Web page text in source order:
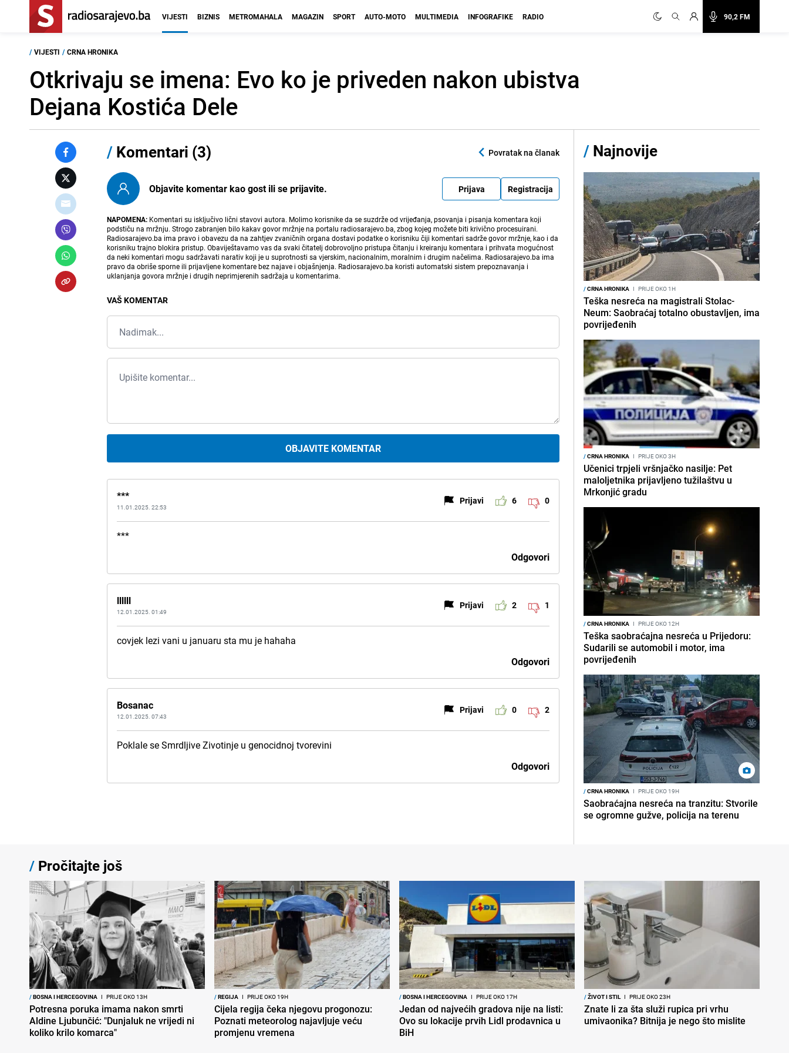
90,2 FM
VIJESTI BIZNIS METROMAHALA MAGAZIN SPORT AUTO-MOTO MULTIMEDIA INFOGRAFIKE RADIO
/ VIJESTI / CRNA HRONIKA
Otkrivaju se imena: Evo ko je priveden nakon ubistva
Dejana Kostića Dele
/ Komentari (3) Povratak na članak
Objavite komentar kao gost ili se prijavite. Prijava Registracija
NAPOMENA: Komentari su isključivo lični stavovi autora. Molimo korisnike da se suzdrže od vrijeđanja, psovanja i pisanja komentara koji
podstiču na mržnju. Strogo zabranjen bilo kakav govor mržnje na portalu radiosarajevo.ba, zbog kojeg možete biti krivično procesuirani.
Radiosarajevo.ba ima pravo i obavezu da na zahtjev zvaničnih organa dostavi podatke o korisniku čiji komentari sadrže govor mržnje, kao i da
korisniku trajno blokira pristup. Obaviještavamo vas da svaki čitatelj dobrovoljno pristupa čitanju i kreiranju komentara i prihvata mogućnost
da neki komentari mogu sadržavati narativ koji je u suprotnosti sa vjerskim, nacionalnim, moralnim i drugim načelima. Radiosarajevo.ba ima
pravo da obriše sporne ili prijavljene komentare bez najave i objašnjenja. Radiosarajevo.ba koristi automatski sistem prepoznavanja i
uklanjanja govora mržnje i drugih neprimjerenih sadržaja u komentarima.
VAŠ KOMENTAR
OBJAVITE KOMENTAR
***
11.01.2025. 22:53
Prijavi 6 0
***
Odgovori
llllll
12.01.2025. 01:49
Prijavi 2 1
covjek lezi vani u januaru sta mu je hahaha
Odgovori
Bosanac
12.01.2025. 07:43
Prijavi 0 2
Poklale se Smrdljive Zivotinje u genocidnoj tvorevini
Odgovori
/ Najnovije
/CRNA HRONIKA I PRIJE OKO 1H
Teška nesreća na magistrali Stolac-
Neum: Saobraćaj totalno obustavljen, ima
povrijeđenih
/CRNA HRONIKA I PRIJE OKO 3H
Učenici trpjeli vršnjačko nasilje: Pet
maloljetnika prijavljeno tužilaštvu u
Mrkonjić gradu
/CRNA HRONIKA I PRIJE OKO 12H
Teška saobraćajna nesreća u Prijedoru:
Sudarili se automobil i motor, ima
povrijeđenih
/CRNA HRONIKA I PRIJE OKO 19H
Saobraćajna nesreća na tranzitu: Stvorile
se ogromne gužve, policija na terenu
/ Pročitajte još
/BOSNA I HERCEGOVINA I PRIJE OKO 13H
Potresna poruka imama nakon smrti
Aldine Ljubunčić: "Dunjaluk ne vrijedi ni
koliko krilo komarca"
/REGIJA I PRIJE OKO 19H
Cijela regija čeka njegovu progonozu:
Poznati meteorolog najavljuje veću
promjenu vremena
/BOSNA I HERCEGOVINA I PRIJE OKO 17H
Jedan od najvećih gradova nije na listi:
Ovo su lokacije prvih Lidl prodavnica u
BiH
/ŽIVOT I STIL I PRIJE OKO 23H
Znate li za šta služi rupica pri vrhu
umivaonika? Bitnija je nego što mislite